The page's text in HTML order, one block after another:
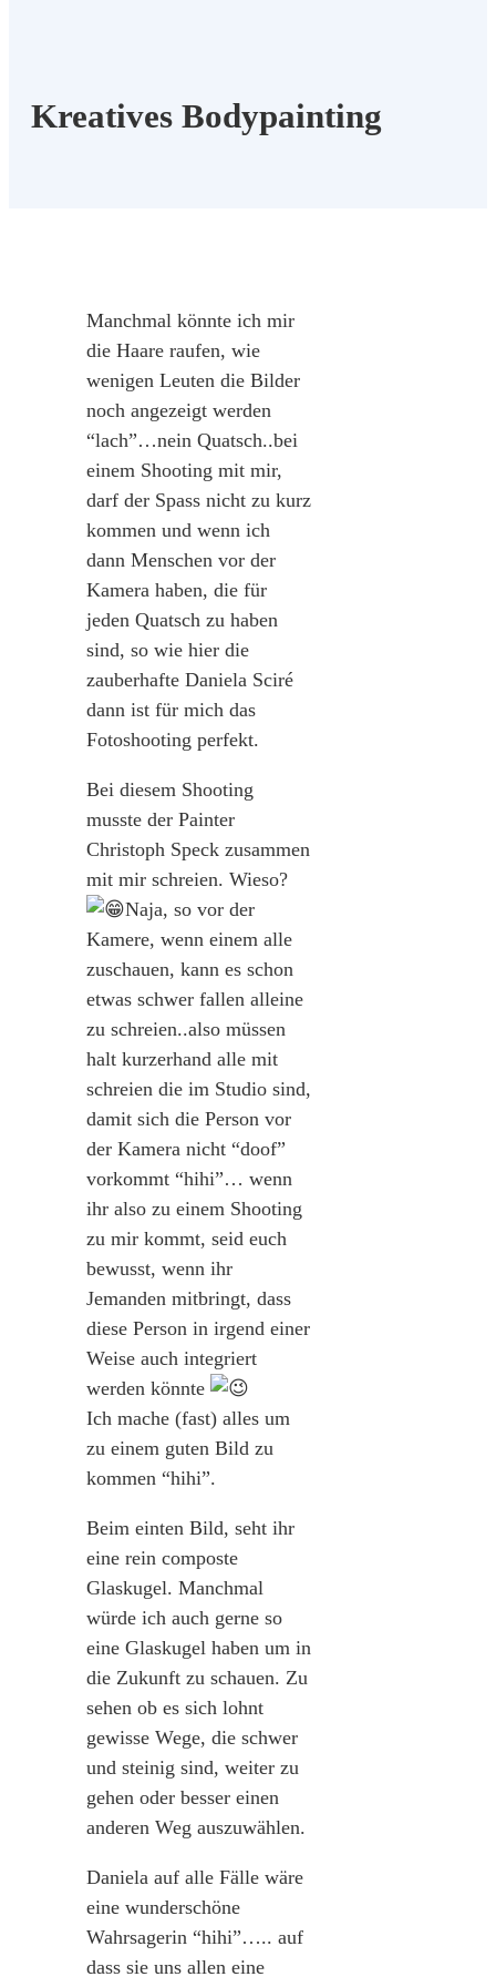
Kreatives Bodypainting
Manchmal könnte ich mir
die Haare raufen, wie
wenigen Leuten die Bilder
noch angezeigt werden
“lach”…nein Quatsch..bei
einem Shooting mit mir,
darf der Spass nicht zu kurz
kommen und wenn ich
dann Menschen vor der
Kamera haben, die für
jeden Quatsch zu haben
sind, so wie hier die
zauberhafte Daniela Sciré
dann ist für mich das
Fotoshooting perfekt.
Bei diesem Shooting
musste der Painter
Christoph Speck zusammen
mit mir schreien. Wieso?
Naja, so vor der
Kamere, wenn einem alle
zuschauen, kann es schon
etwas schwer fallen alleine
zu schreien..also müssen
halt kurzerhand alle mit
schreien die im Studio sind,
damit sich die Person vor
der Kamera nicht “doof”
vorkommt “hihi”… wenn
ihr also zu einem Shooting
zu mir kommt, seid euch
bewusst, wenn ihr
Jemanden mitbringt, dass
diese Person in irgend einer
Weise auch integriert
werden könnte
Ich mache (fast) alles um
zu einem guten Bild zu
kommen “hihi”.
Beim einten Bild, seht ihr
eine rein composte
Glaskugel. Manchmal
würde ich auch gerne so
eine Glaskugel haben um in
die Zukunft zu schauen. Zu
sehen ob es sich lohnt
gewisse Wege, die schwer
und steinig sind, weiter zu
gehen oder besser einen
anderen Weg auszuwählen.
Daniela auf alle Fälle wäre
eine wunderschöne
Wahrsagerin “hihi”….. auf
dass sie uns allen eine